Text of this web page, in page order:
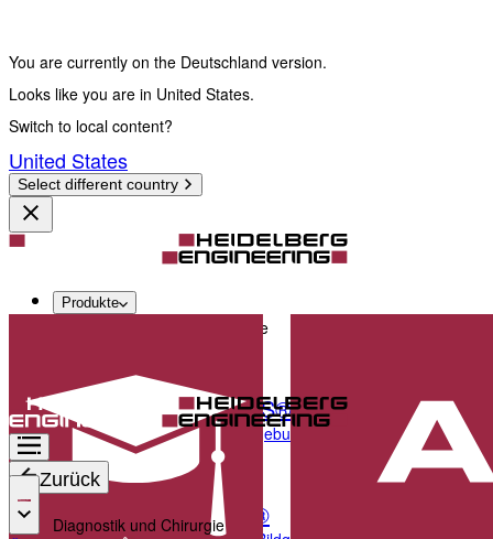
You are currently on the Deutschland version.
Looks like you are in United States.
Switch to local content?
United States
Select different country
Produkte
Diagnostik und Chirurgie
SPECTRALIS®
Multimodale Bildgebungsplattform, optimiert für
ANTERION®
Zurück
Diagnostik und Chirurgie